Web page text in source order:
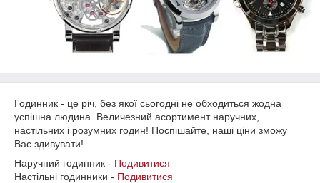
Годинник - це річ, без якої сьогодні не обходиться жодна
успішна людина. Величезний асортимент наручних,
настільних і розумних годин! Поспішайте, наші ціни зможу
Вас здивувати!
Наручний годинник - Подивитися
Настільні годинники - Подивитися